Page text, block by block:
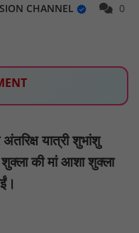
CHANNEL 0
यात्री शुभांशु
शुक्ला की मां आशा शुक्ला